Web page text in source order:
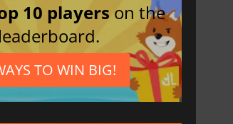
10 players on the
leaderboard.
TO WIN BIG!